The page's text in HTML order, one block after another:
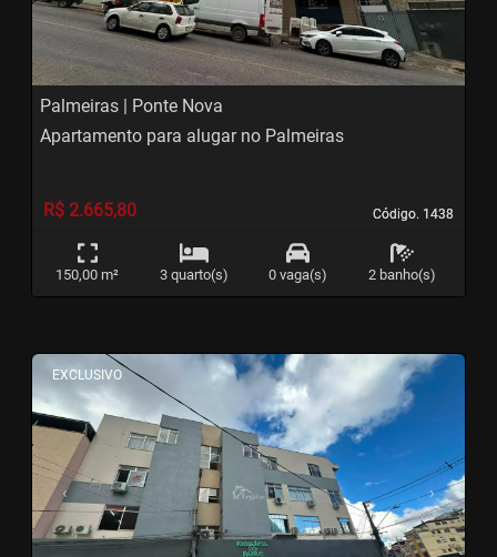
Palmeiras | Ponte Nova
Código. 1438
Código. 1438
Apartamento para alugar no Palmeiras
R$ 2.665,80
150,00 m² 3 quarto(s) 0 vaga(s) 2 banho(s)
EXCLUSIVO
< <<<
‹
Previous
›
Next